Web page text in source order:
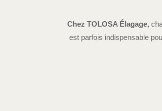
Chez TOLOSA Élagage,
est parfois indispensable